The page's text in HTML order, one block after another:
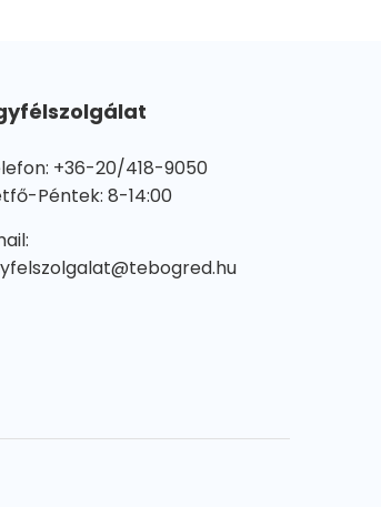
+36-20/418-9050
Péntek: 8-14:00